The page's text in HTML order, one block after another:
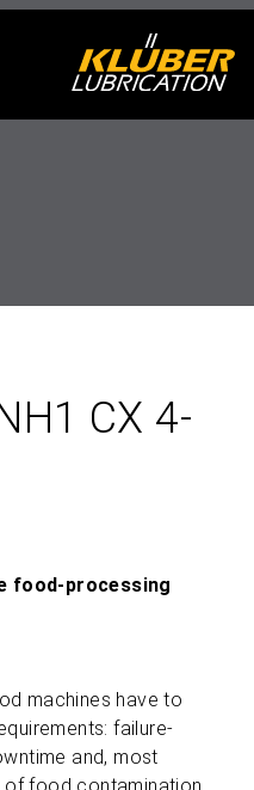
CX 4-
food-processing
machines have to
failure-
and, most